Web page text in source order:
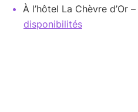
À l’hôtel La Chèvre d’Or –
disponibilités